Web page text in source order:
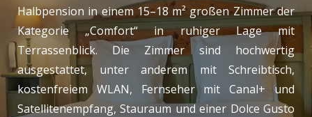
Halbpension in einem 15–18 m² großen Zimmer der
Kategorie „Comfort“ in ruhiger Lage mit
Terrassenblick. Die Zimmer sind hochwertig
ausgestattet, unter anderem mit Schreibtisch,
kostenfreiem WLAN, Fernseher mit Canal+ und
Satellitenempfang, Stauraum und einer Dolce Gusto